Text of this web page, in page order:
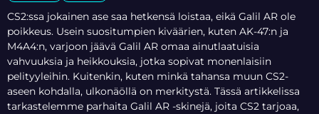
CS2:ssa jokainen ase saa hetkensä loistaa, eikä Galil AR ole
poikkeus. Usein suositumpien kiväärien, kuten AK-47:n ja
M4A4:n, varjoon jäävä Galil AR omaa ainutlaatuisia
vahvuuksia ja heikkouksia, jotka sopivat monenlaisiin
pelityyleihin. Kuitenkin, kuten minkä tahansa muun CS2-
aseen kohdalla, ulkonäöllä on merkitystä. Tässä artikkelissa
tarkastelemme parhaita Galil AR -skinejä, joita CS2 tarjoaa,